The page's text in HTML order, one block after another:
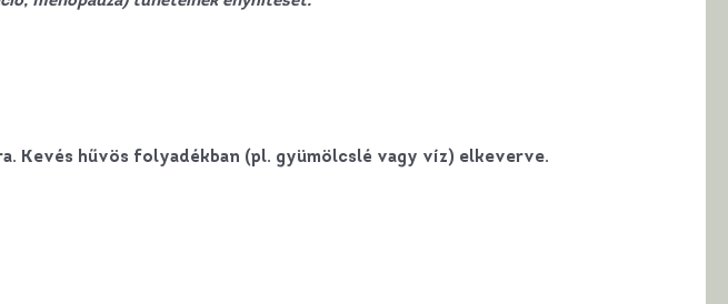
Kevés hűvös folyadékban (pl. gyümölcslé vagy víz) elkeverve.